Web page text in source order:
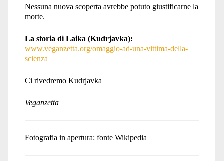
Nessuna nuova scoperta avrebbe potuto giustificarne la
morte.
La storia di Laika (Kudrjavka):
www.veganzetta.org/omaggio-ad-una-vittima-della-
scienza
Ci rivedremo Kudrjavka
Veganzetta
Fotografia in apertura: fonte Wikipedia